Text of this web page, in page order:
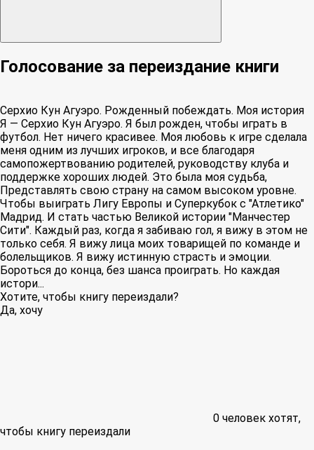
Голосование за переиздание книги
Серхио Кун Агуэро. Рожденный побеждать. Моя история
Я — Серхио Кун Агуэро. Я был рожден, чтобы играть в
футбол. Нет ничего красивее. Моя любовь к игре сделала
меня одним из лучших игроков, и все благодаря
самопожертвованию родителей, руководству клуба и
поддержке хороших людей. Это была моя судьба,
Представлять свою страну на самом высоком уровне.
Чтобы выиграть Лигу Европы и Суперкубок с "Атлетико"
Мадрид. И стать частью Великой истории "Манчестер
Сити". Каждый раз, когда я забиваю гол, я вижу в этом не
только себя. Я вижу лица моих товарищей по команде и
болельщиков. Я вижу истинную страсть и эмоции.
Бороться до конца, без шанса проиграть. Но каждая
истори...
Хотите, чтобы книгу переиздали?
Да, хочу
0 человек хотят,
чтобы книгу переиздали